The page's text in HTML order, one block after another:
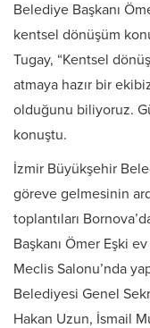
Belediye Başkanı
kentsel dönüşüm
Tugay, “Kentsel
atmaya hazır bir
olduğunu biliyoruz.
konuştu.
İzmir Büyükşehir
göreve gelmesinin
toplantıları
Başkanı Ömer Eşki
Meclis Salonu’nda
Belediyesi Genel
Hakan Uzun, İsmail